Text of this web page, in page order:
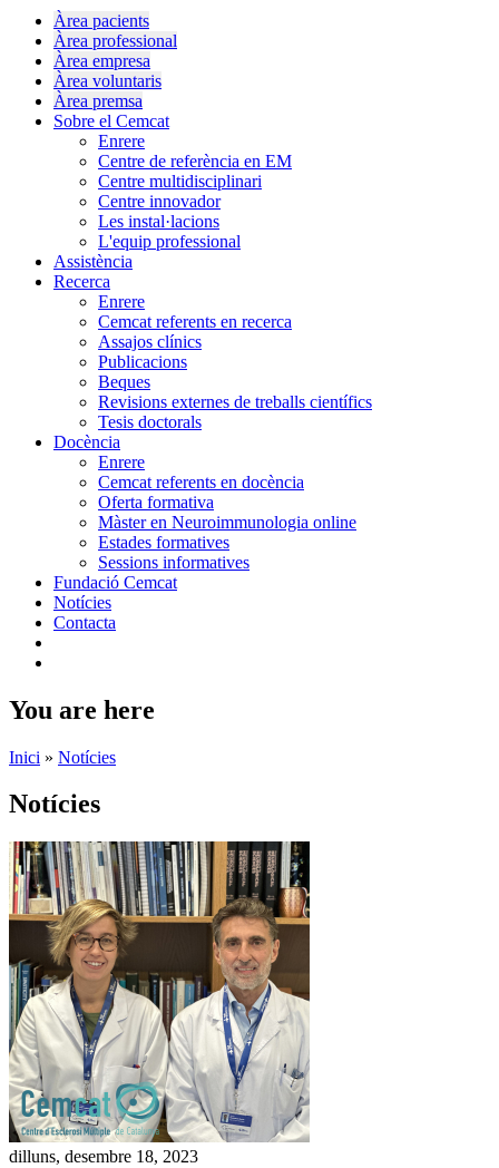
Àrea pacients
Àrea professional
Àrea empresa
Àrea voluntaris
Àrea premsa
Sobre el Cemcat
Enrere
Centre de referència en EM
Centre multidisciplinari
Centre innovador
Les instal·lacions
L'equip professional
Assistència
Recerca
Enrere
Cemcat referents en recerca
Assajos clínics
Publicacions
Beques
Revisions externes de treballs científics
Tesis doctorals
Docència
Enrere
Cemcat referents en docència
Oferta formativa
Màster en Neuroimmunologia online
Estades formatives
Sessions informatives
Fundació Cemcat
Notícies
Contacta
You are here
Inici » Notícies
Notícies
dilluns, desembre 18, 2023